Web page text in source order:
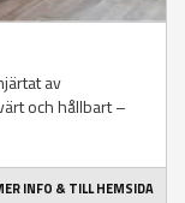
av
och hållbart –
INFO & TILL HEMSIDA